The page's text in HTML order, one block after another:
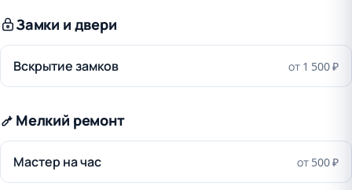
Замки и двери
Вскрытие замков от 1 500 ₽
Мелкий ремонт
Мастер на час от 500 ₽